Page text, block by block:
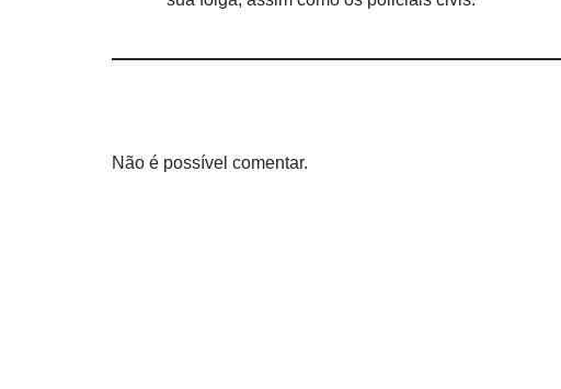
Não é possível comentar.